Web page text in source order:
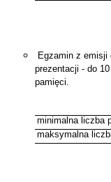
Egzamin z emisji
prezentacji - do
pamięci.
minimalna liczba
maksymalna